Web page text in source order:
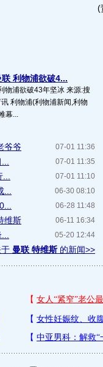
(
利物浦欲破4...
物浦欲破43年坚冰 来源:搜
利物浦(利物浦新闻,利物
幕...
07-01 11:36
爷爷
07-01 11:35
07-01 11:10
06-30 08:10
06-28 11:48
06-11 16:34
维斯
05-20 12:44
曼联 特维斯的新闻>>